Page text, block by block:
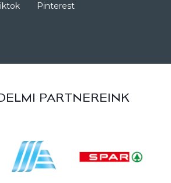
Pinterest
PARTNEREINK